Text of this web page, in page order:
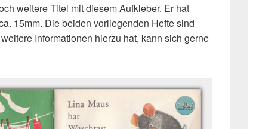
weitere Titel mit diesem Aufkleber. Er hat
15mm. Die beiden vorliegenden Hefte sind
Informationen hierzu hat, kann sich gerne